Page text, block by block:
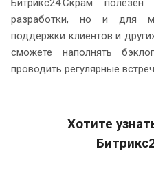
Битрикс24.Скрам
разработки, но и для
поддержки клиентов и
сможете наполнять
проводить регулярные
Хотите